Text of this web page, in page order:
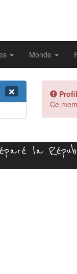
Monde
Ce
la